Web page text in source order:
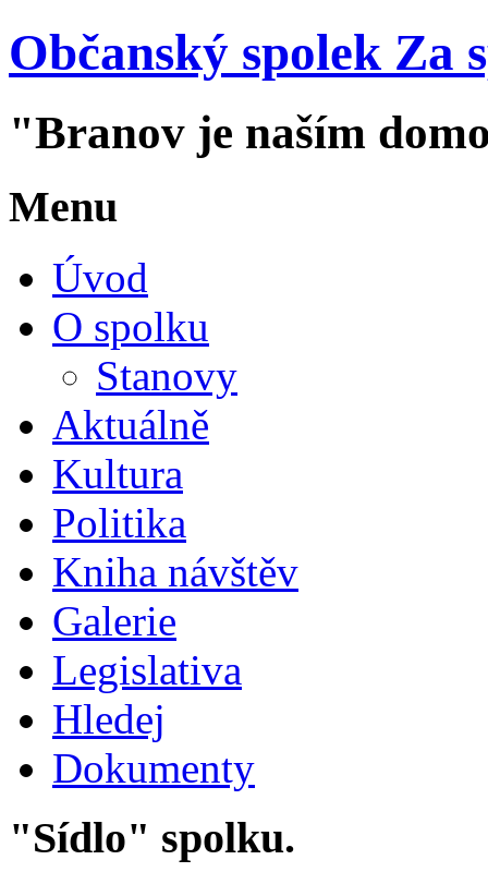
Občanský spolek Za
"Branov je naším
Menu
Úvod
O spolku
Stanovy
Aktuálně
Kultura
Politika
Kniha návštěv
Galerie
Legislativa
Hledej
Dokumenty
"Sídlo" spolku.